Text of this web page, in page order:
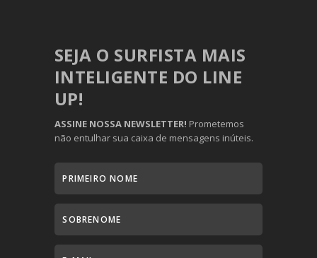
SEJA O SURFISTA MAIS
INTELIGENTE DO LINE
UP!
ASSINE NOSSA NEWSLETTER! Prometemos
não entulhar sua caixa de mensagens inúteis.